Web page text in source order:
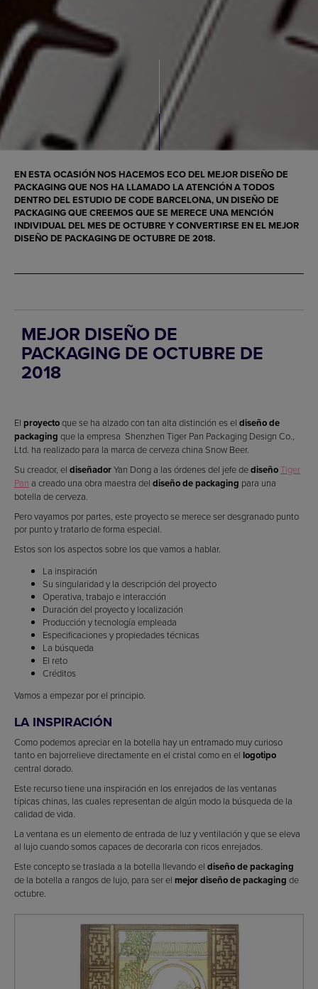
EN ESTA OCASIÓN NOS HACEMOS ECO DEL MEJOR DISEÑO DE
PACKAGINGQUE NOS HA LLAMADO LA ATENCIÓN A TODOS
DENTRO DEL ESTUDIO DE CODE BARCELONA, UN DISEÑO DE
PACKAGINGQUE CREEMOS QUE SE MERECE UNA MENCIÓN
INDIVIDUAL DEL MES DE OCTUBRE Y CONVERTIRSE EN EL MEJOR
DISEÑO DE PACKAGING DE OCTUBRE DE 2018.
MEJOR DISEÑO DE
PACKAGING DE OCTUBRE DE
2018
El proyectoque se ha alzado con tan alta distinción es el diseño de
packaging que la empresa Shenzhen Tiger Pan Packaging Design Co.,
Ltd. ha realizado para la marca de cerveza china Snow Beer.
Su creador, el diseñadorYan Dong a las órdenes del jefe dediseñoTiger
Pan a creado una obra maestra del diseño de packaging para una
botella de cerveza.
Pero vayamos por partes, este proyecto se merece ser desgranado punto
por punto y tratarlo de forma especial.
Estos son los aspectos sobre los que vamos a hablar.
La inspiración
Su singularidad y la descripción del proyecto
Operativa, trabajo e interacción
Duración del proyecto y localización
Producción y tecnología empleada
Especificaciones y propiedades técnicas
La búsqueda
El reto
Créditos
Vamos a empezar por el principio.
LA INSPIRACIÓN
Como podemos apreciar en la botella hay un entramado muy curioso
tanto en bajorrelieve directamente en el cristal como en el logotipo
central dorado.
Este recurso tiene una inspiración en los enrejados de las ventanas
típicas chinas, las cuales representan de algún modo la búsqueda de la
calidad de vida.
La ventana es un elemento de entrada de luz y ventilación y que se eleva
al lujo cuando somos capaces de decorarla con ricos enrejados.
Este concepto se traslada a la botella llevando el diseño de packaging
de la botella a rangos de lujo, para ser el mejor diseño de packaging de
octubre.